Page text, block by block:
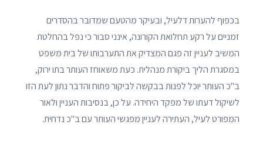
בכפוף להערות דלעיל, ובעיקר מהטעם שמדובר בהסדרים
זמניים על רקע תחלואת הקורונה, אינני סבור כי נפל בהחלטת
המשיב לעניין זה פגם המצדיק את התערבותו של בית משפט
במסגרת הליך ביקורת מנהלית. כעת משאוחז העותר בתו ירוק,
ב"כ העותר יוכל לפנות בבקשה לביקור פתוח והדבר נתון לעת הזו
לשיקול דעתו של מפקד היחידה. על כן, בנסיבות העניין ולאור
המפורט לעיל, העתירה לעניין מפגשי העותר עם ב"כ נדחית.